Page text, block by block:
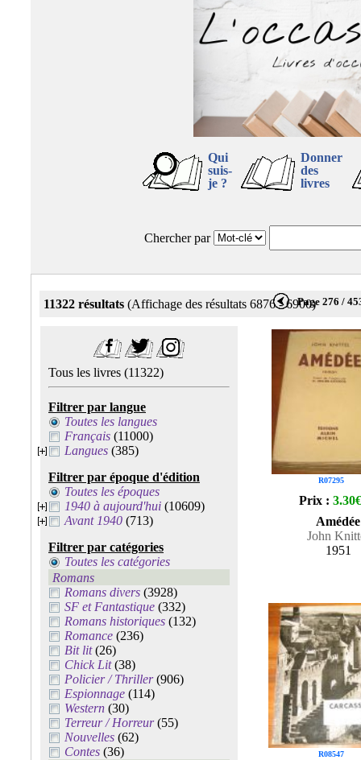
Qui
suis-
je ?
Donner
des
livres
Chercher par
11322 résultats (Affichage des résultats 6876 - 6900)Page 276 /
Tous les livres (11322)
Filtrer par langue
Toutes les langues
Français (11000)
Langues (385)
Filtrer par époque d'édition
Toutes les époques
1940 à aujourd'hui (10609)
Avant 1940 (713)
Filtrer par catégories
Toutes les catégories
Romans
Romans divers (3928)
SF et Fantastique (332)
Romans historiques (132)
Romance (236)
Bit lit(26)
Chick Lit(38)
Policier / Thriller(906)
Espionnage (114)
Western (30)
Terreur / Horreur(55)
Nouvelles (62)
Contes (36)
R07295
Prix : 3.30€
Amédée
John
1951
R08547